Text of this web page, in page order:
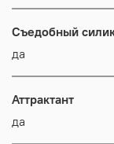
Съедобный
да
Аттрактант
да